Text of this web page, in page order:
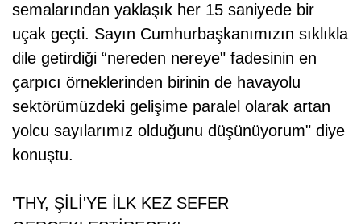
semalarından yaklaşık her 15 saniyede bir
uçak geçti. Sayın Cumhurbaşkanımızın sıklıkla
dile getirdiği “nereden nereye" fadesinin en
çarpıcı örneklerinden birinin de havayolu
sektörümüzdeki gelişime paralel olarak artan
yolcu sayılarımız olduğunu düşünüyorum" diye
konuştu.
'THY, ŞİLİ'YE İLK KEZ SEFER